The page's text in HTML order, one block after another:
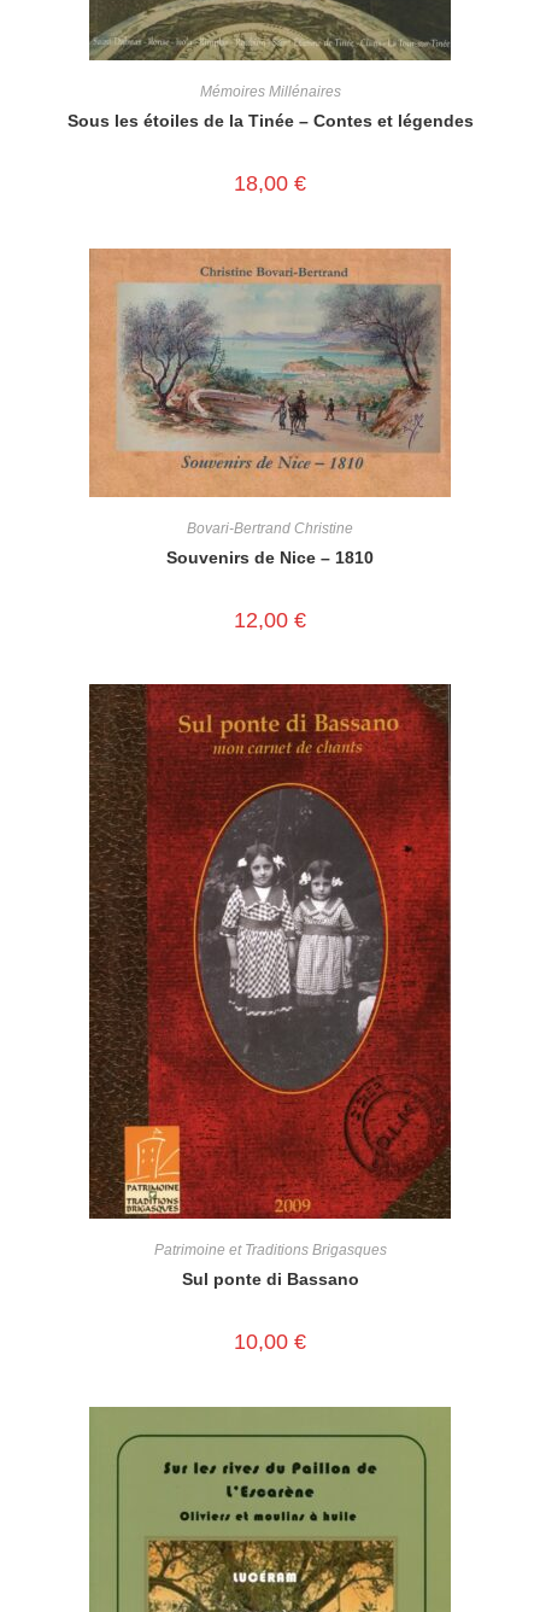
Mémoires Millénaires
Sous les étoiles de la Tinée – Contes et légendes
18,00 €
Bovari-Bertrand Christine
Souvenirs de Nice – 1810
12,00 €
Patrimoine et Traditions Brigasques
Sul ponte di Bassano
10,00 €